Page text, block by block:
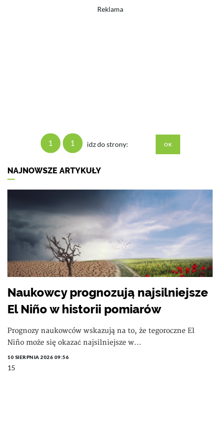
Reklama
1 1 idz do strony:
NAJNOWSZE ARTYKUŁY
Naukowcy prognozują najsilniejsze
El Niño w historii pomiarów
Prognozy naukowców wskazują na to, że tegoroczne El
Niño może się okazać najsilniejsze w...
10 SIERPNIA 2026 09:56
15